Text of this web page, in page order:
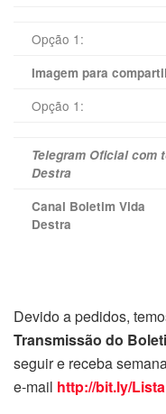
Opção 1:
Imagem para
Opção 1:
Telegram Oficial com
Destra
Canal Boletim Vida
Destra
Devido a pedidos,
Transmissão do
seguir e receba
e-mail http://bit.ly/